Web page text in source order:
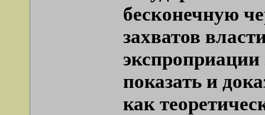
бесконечную
захватов
показать и
как